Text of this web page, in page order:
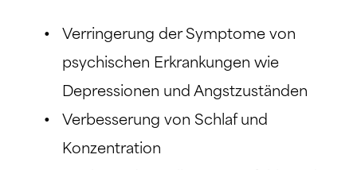
Verringerung der Symptome von
psychischen Erkrankungen wie
Depressionen und Angstzuständen
Verbesserung von Schlaf und
Konzentration